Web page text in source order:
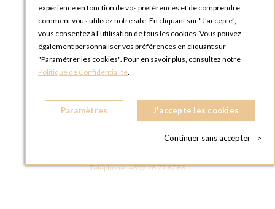
OPTIONS LUXEMBOURG
13 rue Paul Rischard
5324 Contern
LUXEMBOURG
BOUTIQUE OPTIONS LUXEMBOURG
L - 1842 HOWALD LUXEMBOURG
Téléphone :+352 28 77 87 88
expérience en fonction de vos préférences et de comprendre
comment vous utilisez notre site. En cliquant sur "J’accepte",
vous consentez à l'utilisation de tous les cookies. Vous pouvez
également personnaliser vos préférences en cliquant sur
"Paramétrer les cookies". Pour en savoir plus, consultez notre
Politique de Confidentialité.
Paramètres J'accepte les cookies
Continuer sans accepter >